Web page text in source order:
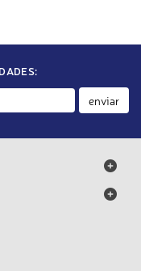
enviar